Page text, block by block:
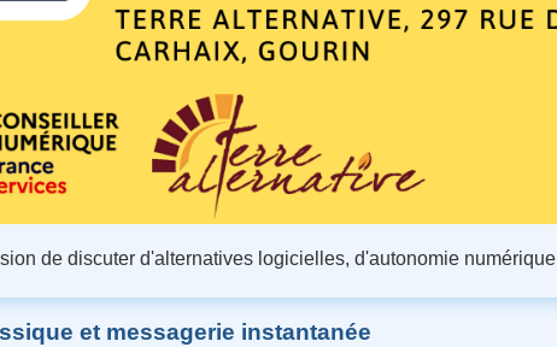
de discuter d'alternatives logicielles, d'autonomie
et messagerie instantanée